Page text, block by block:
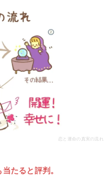
恋と運命の真実の流れ
たると評判。